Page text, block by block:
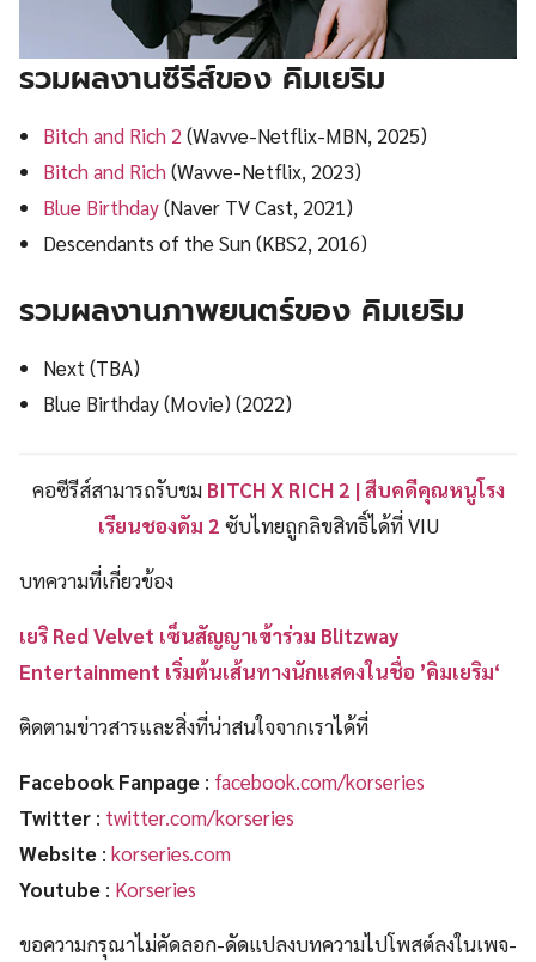
รวมผลงานซีรีส์ของ คิมเยริม
Bitch and Rich 2 (Wavve-Netflix-MBN, 2025)
Bitch and Rich(Wavve-Netflix, 2023)
Blue Birthday(Naver TV Cast, 2021)
Descendants of the Sun (KBS2, 2016)
รวมผลงานภาพยนตร์ของ คิมเยริม
Next (TBA)
Blue Birthday (Movie) (2022)
คอซีรีส์สามารถรับชม BITCH X RICH 2 | สืบคดีคุณหนูโรง
เรียนชองดัม 2 ซับไทยถูกลิขสิทธิ์ได้ที่ VIU
บทความที่เกี่ยวข้อง
เยริ Red Velvet เซ็นสัญญาเข้าร่วม Blitzway
Entertainment เริ่มต้นเส้นทางนักแสดงในชื่อ ’คิมเยริม‘
ติดตามข่าวสารและสิ่งที่น่าสนใจจากเราได้ที่
Facebook Fanpage : facebook.com/korseries
Twitter : twitter.com/korseries
Website : korseries.com
Youtube : Korseries
ขอความกรุณาไม่คัดลอก-ดัดแปลงบทความไปโพสต์ลงในเพจ-